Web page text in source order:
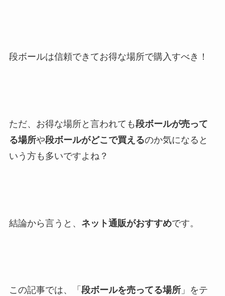
段ボールは信頼できてお得な場所で購入すべき！
ただ、お得な場所と言われても段ボールが売って
る場所や段ボールがどこで買えるのか気になると
いう方も多いですよね？
結論から言うと、 ネット通販がおすすめです。
この記事では、「 段ボールを売ってる場所」をテ